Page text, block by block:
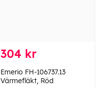
304 kr
Emerio FH-106737.13
Värmefläkt, Röd